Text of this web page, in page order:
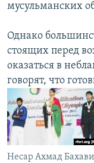
мусульманских
Однако
стоящих перед
оказаться в
говорят, что
Несар Ахмад